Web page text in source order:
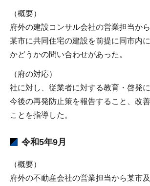
（概要）
府外の建設コンサル会社の営業担当か
某市に共同住宅の建設を前提に同市内
かどうかの問い合わせがあった。
（府の対応）
社に対し、従業者に対する教育・啓発
今後の再発防止策を報告すること、改
ことを指導した。
令和5年9月
（概要）
府外の不動産会社の営業担当から某市